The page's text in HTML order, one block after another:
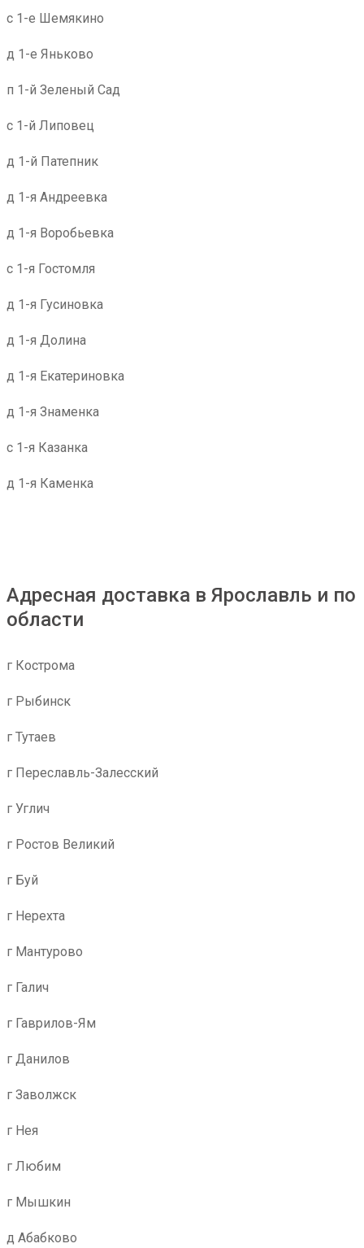
с 1-е Шемякино
д 1-е Яньково
п 1-й Зеленый Сад
с 1-й Липовец
д 1-й Патепник
д 1-я Андреевка
д 1-я Воробьевка
с 1-я Гостомля
д 1-я Гусиновка
д 1-я Долина
д 1-я Екатериновка
д 1-я Знаменка
с 1-я Казанка
д 1-я Каменка
Адресная доставка в Ярославль и по
области
г Кострома
г Рыбинск
г Тутаев
г Переславль-Залесский
г Углич
г Ростов Великий
г Буй
г Нерехта
г Мантурово
г Галич
г Гаврилов-Ям
г Данилов
г Заволжск
г Нея
г Любим
г Мышкин
д Абабково